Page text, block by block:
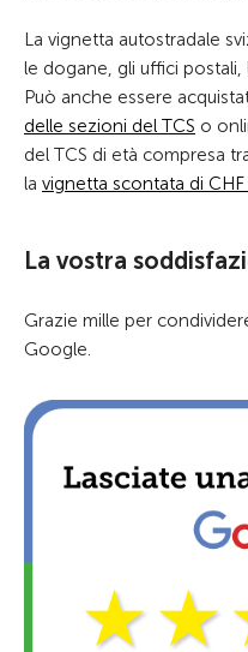
La vignetta autostradale
le dogane, gli uffici
Può anche essere
delle sezioni del TCS o
del TCS di età compresa
la vignetta scontata di CHF
La vostra
Grazie mille per
Google.